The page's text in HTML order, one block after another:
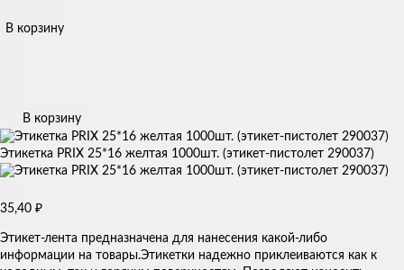
В корзину
В корзину
Этикетка PRIX 25*16 желтая 1000шт. (этикет-пистолет 290037)
35,40 ₽
Этикет-лента предназначена для нанесения какой-либо
информации на товары.Этикетки надежно приклеиваются как к